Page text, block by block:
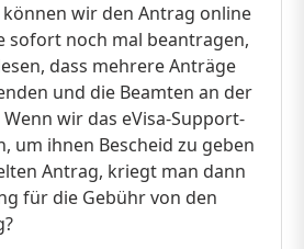
wir den Antrag online
sofort noch mal beantragen,
dass mehrere Anträge
und die Beamten an der
wir das eVisa-Support-
um ihnen Bescheid zu geben
Antrag, kriegt man dann
für die Gebühr von den